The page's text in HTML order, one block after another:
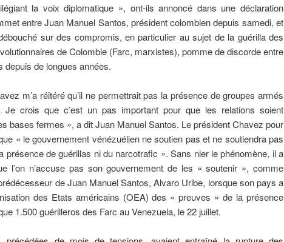
la voix diplomatique », ont-ils annoncé dans une déclaration
entre Juan Manuel Santos, président colombien depuis samedi, et
sur des compromis, en particulier au sujet de la guérilla des
de Colombie (Farc, marxistes), pomme de discorde entre
depuis de longues années.
m’a réitéré qu’il ne permettrait pas la présence de groupes armés
Je crois que c’est un pas important pour que les relations soient
bases fermes », a dit Juan Manuel Santos. Le président Chavez pour
« le gouvernement vénézuélien ne soutien pas et ne soutiendra pas
de guérillas ni du narcotrafic ». Sans nier le phénomène, il a
l’on n’accuse pas son gouvernement de les « soutenir », comme
de Juan Manuel Santos, Alvaro Uribe, lorsque son pays a
des Etats américains (OEA) des « preuves » de la présence
1.500 guérilleros des Farc au Venezuela, le 22 juillet.